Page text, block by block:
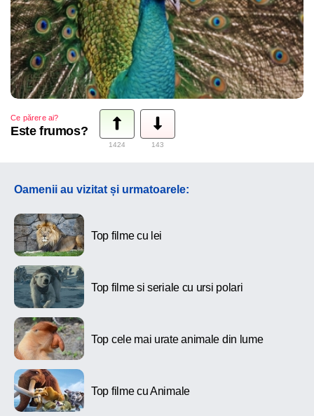
Ce părere ai?
Este frumos?
1424 143
Oamenii au vizitat și urmatoarele:
Top filme cu lei
Top filme si seriale cu ursi polari
Top cele mai urate animale din lume
Top filme cu Animale